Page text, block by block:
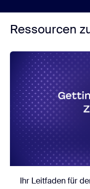
Ressourcen
Ihr Leitfaden für